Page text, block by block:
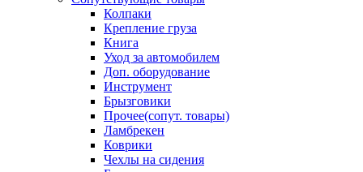
Колпаки
Крепление груза
Книга
Уход за автомобилем
Доп. оборудование
Инструмент
Брызговики
Прочее(сопут. товары)
Ламбрекен
Коврики
Чехлы на сидения